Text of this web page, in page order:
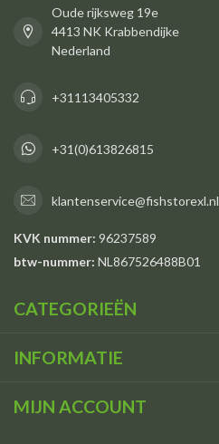
Oude rijksweg 19e
4413 NK Krabbendijke
Nederland
+31113405332
+31(0)613826815
klantenservice@fishstorexl.nl
KVK nummer: 96237589
btw-nummer: NL867526488B01
CATEGORIEËN
INFORMATIE
MIJN ACCOUNT